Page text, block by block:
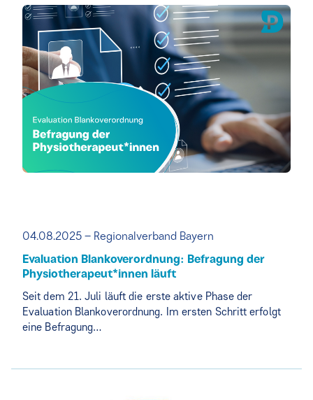
04.08.2025 – Regionalverband Bayern
Evaluation Blankoverordnung: Befragung der
Physiotherapeut*innen läuft
Seit dem 21. Juli läuft die erste aktive Phase der
Evaluation Blankoverordnung. Im ersten Schritt erfolgt
eine Befragung…